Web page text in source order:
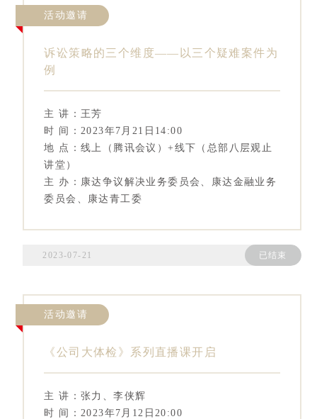
诉讼策略的三个维度——以三个疑难案件为
例
活动邀请
主 讲：王芳
时 间：2023年7月21日14:00
地 点：线上（腾讯会议）+线下（总部八层观止
讲堂）
主 办：康达争议解决业务委员会、康达金融业务
委员会、康达青工委
2023-07-21 已结束
《公司大体检》系列直播课开启
活动邀请
主 讲：张力、李侠辉
时 间：2023年7月12日20:00